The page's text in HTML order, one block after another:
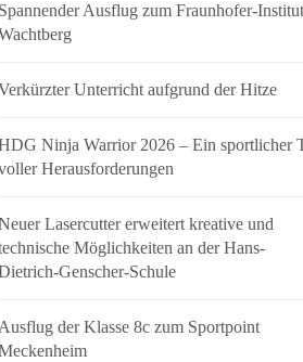
Spannender Ausflug zum Fraunhofer-
Unterricht aufgrund der Hitze
Ninja Warrior 2026 – Ein sportlicher
Herausforderungen
Lasercutter erweitert kreative und
Möglichkeiten an der Hans-
Genscher-Schule
Ausflug der Klasse 8c zum Sportpoint